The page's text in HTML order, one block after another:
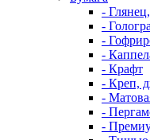
-
-
-
-
- Крафт
- Креп,
-
-
-